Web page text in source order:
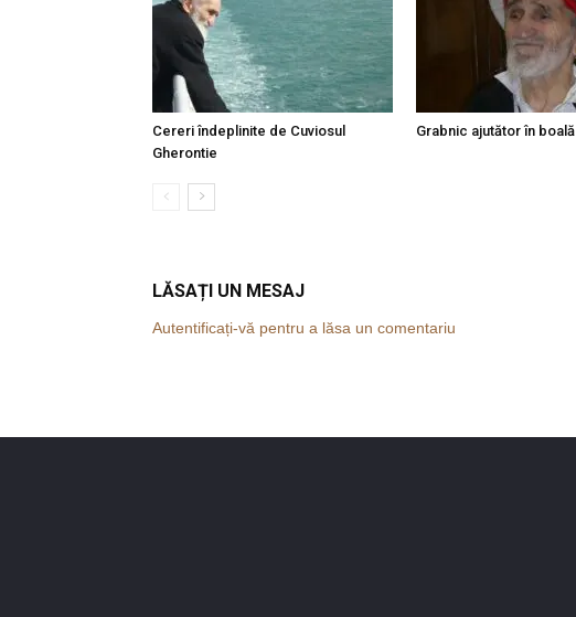
Cereri îndeplinite de Cuviosul
Gherontie
Grabnic ajutător în boală
LĂSAȚI UN MESAJ
Autentificați-vă pentru a lăsa un comentariu